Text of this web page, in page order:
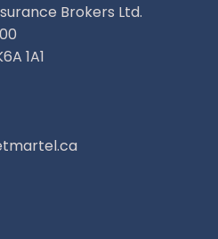
Brokers Ltd.
1A1